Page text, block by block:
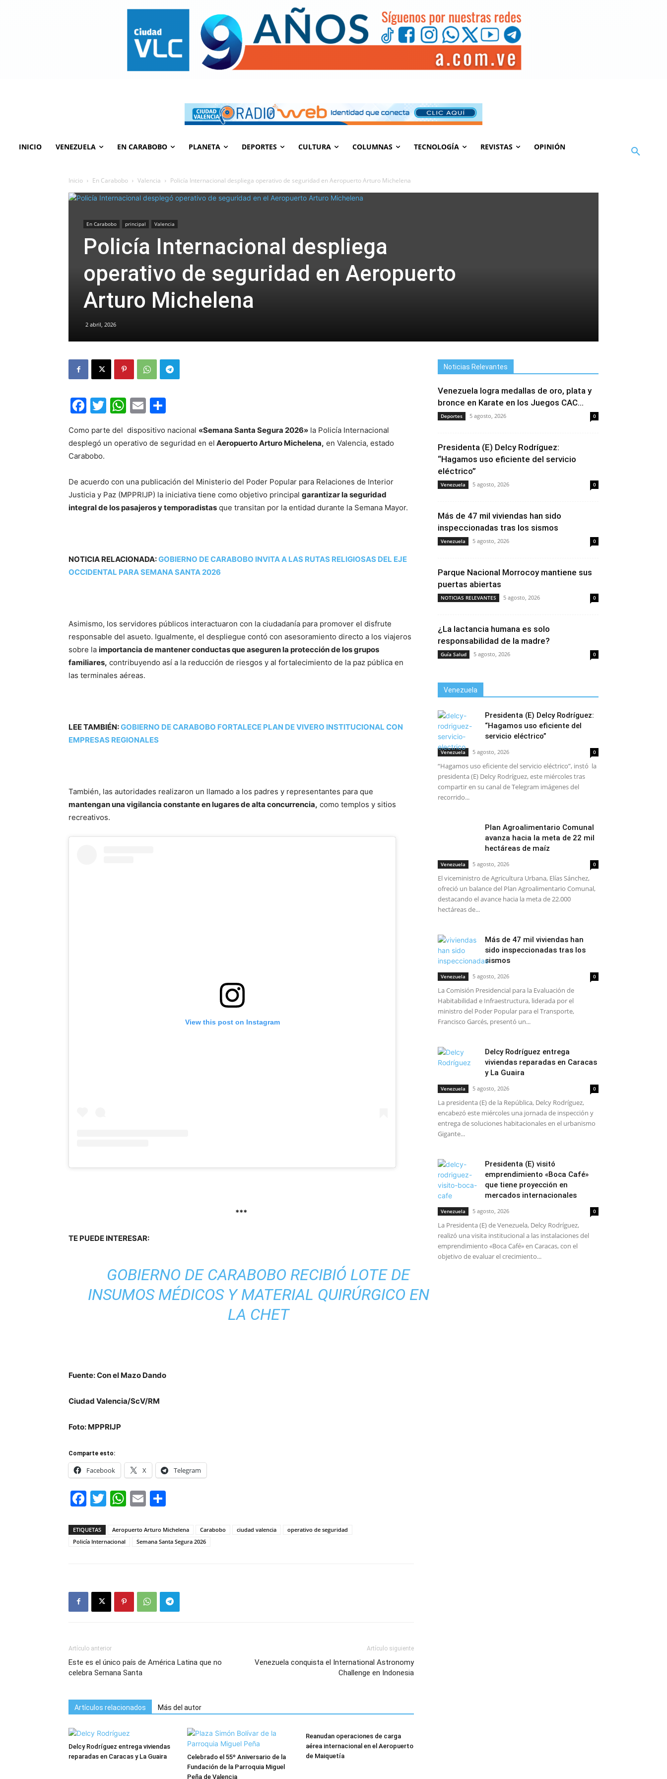
INICIO VENEZUELA EN CARABOBO PLANETA DEPORTES CULTURA COLUMNAS TECNOLOGÍA REVISTAS OPINIÓN
Inicio En Carabobo Valencia Policía Internacional despliega operativo de seguridad en Aeropuerto Arturo Michelena
En Carabobo principal Valencia
Policía Internacional despliega
operativo de seguridad en Aeropuerto
Arturo Michelena
2 abril, 2026
Facebook
Twitter
WhatsApp
Email
Como parte del dispositivo nacional «Semana Santa Segura 2026» la Policía Internacional
desplegó un operativo de seguridad en el Aeropuerto Arturo Michelena, en Valencia, estado
Carabobo.
De acuerdo con una publicación del Ministerio del Poder Popular para Relaciones de Interior
Justicia y Paz (MPPRIJP) la iniciativa tiene como objetivo principal garantizar la seguridad
integral de los pasajeros y temporadistas que transitan por la entidad durante la Semana Mayor.
NOTICIA RELACIONADA:GOBIERNO DE CARABOBO INVITA A LAS RUTAS RELIGIOSAS DEL EJE
OCCIDENTAL PARA SEMANA SANTA 2026
Asimismo, los servidores públicos interactuaron con la ciudadanía para promover el disfrute
responsable del asueto. Igualmente, el despliegue contó con asesoramiento directo a los viajeros
sobre la importancia de mantener conductas que aseguren la protección de los grupos
familiares, contribuyendo así a la reducción de riesgos y al fortalecimiento de la paz pública en
las terminales aéreas.
LEE TAMBIÉN:GOBIERNO DE CARABOBO FORTALECE PLAN DE VIVERO INSTITUCIONAL CON
EMPRESAS REGIONALES
También, las autoridades realizaron un llamado a los padres y representantes para que
mantengan una vigilancia constante en lugares de alta concurrencia, como templos y sitios
recreativos.
View this post on Instagram
***
TE PUEDE INTERESAR:
GOBIERNO DE CARABOBO RECIBIÓ LOTE DE
INSUMOS MÉDICOS Y MATERIAL QUIRÚRGICO EN
LA CHET
Fuente:Con el Mazo Dando
Ciudad Valencia/ScV/RM
Foto: MPPRIJP
Comparte esto:
Facebook X Telegram
Facebook
Twitter
WhatsApp
Email
ETIQUETAS Aeropuerto Arturo Michelena Carabobo ciudad valencia
operativo de seguridad
Policía Internacional
Semana Santa Segura 2026
Artículo anterior
Este es el único país de América Latina que no
celebra Semana Santa
Artículo siguiente
Venezuela conquista el International Astronomy
Challenge en Indonesia
Artículos relacionados Más del autor
Delcy Rodríguez entrega viviendas
reparadas en Caracas y La Guaira
Celebrado el 55º Aniversario de la
Fundación de la Parroquia Miguel
Peña de Valencia
Reanudan operaciones de carga
aérea internacional en el Aeropuerto
de Maiquetía
Noticias Relevantes
Venezuela logra medallas de oro, plata y
bronce en Karate en los Juegos CAC...
Deportes 5 agosto, 2026 0
Presidenta (E) Delcy Rodríguez:
“Hagamos uso eficiente del servicio
eléctrico”
Venezuela 5 agosto, 2026 0
Más de 47 mil viviendas han sido
inspeccionadas tras los sismos
Venezuela 5 agosto, 2026 0
Parque Nacional Morrocoy mantiene sus
puertas abiertas
NOTICIAS RELEVANTES 5 agosto, 2026 0
¿La lactancia humana es solo
responsabilidad de la madre?
Guía Salud 5 agosto, 2026 0
Venezuela
Presidenta (E) Delcy Rodríguez:
“Hagamos uso eficiente del
servicio eléctrico”
Venezuela 5 agosto, 2026 0
“Hagamos uso eficiente del servicio eléctrico”, instó la
presidenta (E) Delcy Rodríguez, este miércoles tras
compartir en su canal de Telegram imágenes del
recorrido...
Plan Agroalimentario Comunal
avanza hacia la meta de 22 mil
hectáreas de maíz
Venezuela 5 agosto, 2026 0
El viceministro de Agricultura Urbana, Elías Sánchez,
ofreció un balance del Plan Agroalimentario Comunal,
destacando el avance hacia la meta de 22.000
hectáreas de...
Más de 47 mil viviendas han
sido inspeccionadas tras los
sismos
Venezuela 5 agosto, 2026 0
La Comisión Presidencial para la Evaluación de
Habitabilidad e Infraestructura, liderada por el
ministro del Poder Popular para el Transporte,
Francisco Garcés, presentó un...
Delcy Rodríguez entrega
viviendas reparadas en Caracas
y La Guaira
Venezuela 5 agosto, 2026 0
La presidenta (E) de la República, Delcy Rodríguez,
encabezó este miércoles una jornada de inspección y
entrega de soluciones habitacionales en el urbanismo
Gigante...
Presidenta (E) visitó
emprendimiento «Boca Café»
que tiene proyección en
mercados internacionales
Venezuela 5 agosto, 2026 0
La Presidenta (E) de Venezuela, Delcy Rodríguez,
realizó una visita institucional a las instalaciones del
emprendimiento «Boca Café» en Caracas, con el
objetivo de evaluar el crecimiento...